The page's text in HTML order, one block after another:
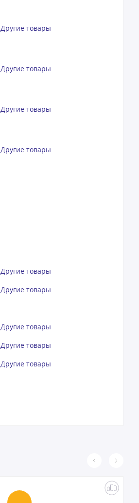
Другие товары
Другие товары
Другие товары
Другие товары
Другие товары
Другие товары
Другие товары
Другие товары
Другие товары